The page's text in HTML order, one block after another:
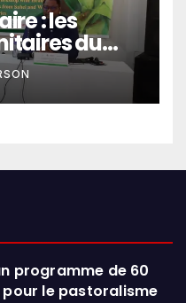
: les
du
de l’Ouest
programme de 60
pour le pastoralisme